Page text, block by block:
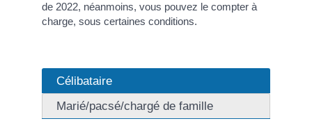
de 2022, néanmoins, vous pouvez le compter à
charge, sous certaines conditions.
Célibataire
Marié/pacsé/chargé de famille